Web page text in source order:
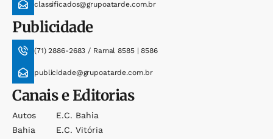
classificados@grupoatarde.com.br
Publicidade
(71) 2886-2683 / Ramal 8585 | 8586
publicidade@grupoatarde.com.br
Canais e Editorias
Autos
Bahia
E.c. Bahia
E.c. Vitória